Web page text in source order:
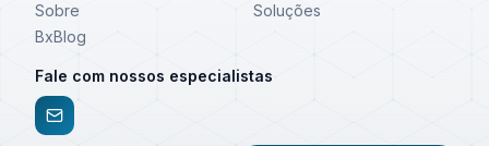
Sobre
Soluções
BxBlog
Fale com nossos especialistas